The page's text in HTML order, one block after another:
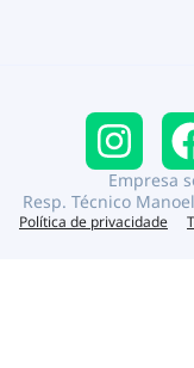
Política de privacidade
Empresa
Resp. Técnico